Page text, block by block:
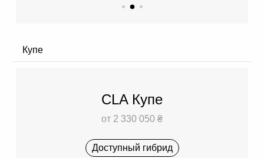
Купе
CLA Купе
от 2 330 050 ₴
Доступный гибрид